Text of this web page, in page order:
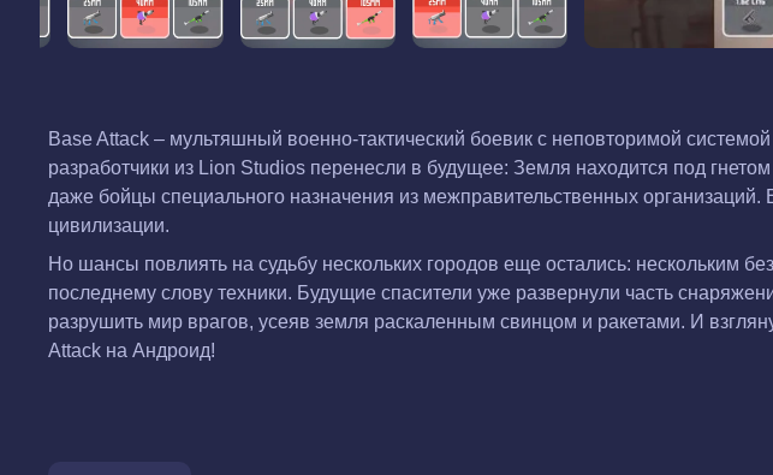
Base Attack – мультяшный военно-тактический боевик с неповторимой
разработчики из Lion Studios перенесли в будущее: Земля находится под
даже бойцы специального назначения из межправительственных
цивилизации.
Но шансы повлиять на судьбу нескольких городов еще остались: нескольким
последнему слову техники. Будущие спасители уже развернули часть
разрушить мир врагов, усеяв земля раскаленным свинцом и ракетами. И
Attack на Андроид!